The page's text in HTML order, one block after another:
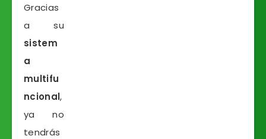
Gracias
a su
sistem
a
multifu
ncional,
ya no
tendrás